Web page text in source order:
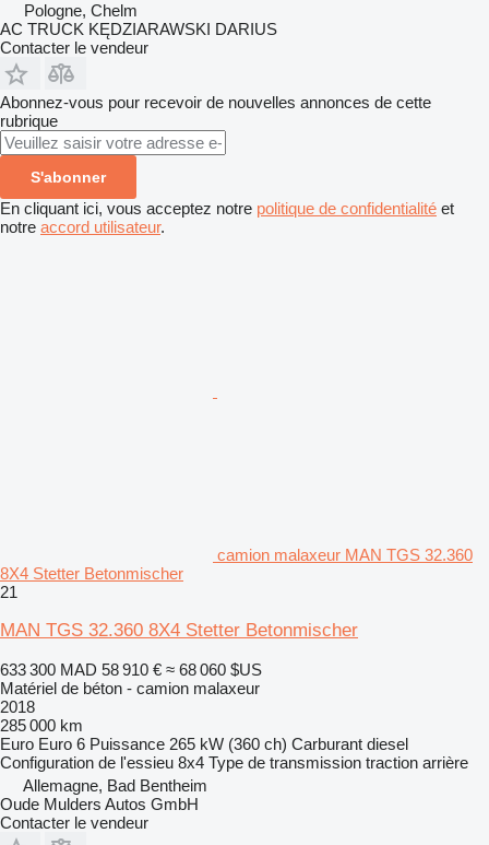
Pologne, Chelm
AC TRUCK KĘDZIARAWSKI DARIUS
Contacter le vendeur
Abonnez-vous pour recevoir de nouvelles annonces de cette
rubrique
S'abonner
En cliquant ici, vous acceptez notre politique de confidentialité et
notre accord utilisateur.
camion malaxeur MAN TGS 32.360
8X4 Stetter Betonmischer
21
MAN TGS 32.360 8X4 Stetter Betonmischer
633 300 MAD 58 910 € ≈ 68 060 $US
Matériel de béton - camion malaxeur
2018
285 000 km
Euro Euro 6 Puissance 265 kW (360 ch) Carburant diesel
Configuration de l'essieu 8x4 Type de transmission traction arrière
Allemagne, Bad Bentheim
Oude Mulders Autos GmbH
Contacter le vendeur